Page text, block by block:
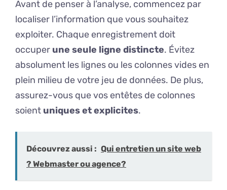
Avant de penser à l’analyse, commencez par
localiser l’information que vous souhaitez
exploiter. Chaque enregistrement doit
occuper une seule ligne distincte. Évitez
absolument les lignes ou les colonnes vides en
plein milieu de votre jeu de données. De plus,
assurez-vous que vos entêtes de colonnes
soient uniques et explicites.
Découvrez aussi : Qui entretien un site web
? Webmaster ou agence?